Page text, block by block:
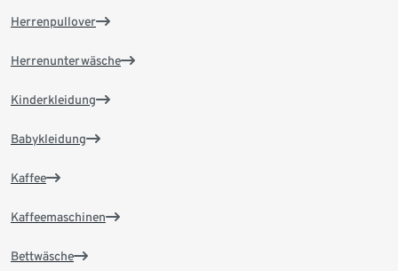
Herrenpullover
Herrenunterwäsche
Kinderkleidung
Babykleidung
Kaffee
Kaffeemaschinen
Bettwäsche